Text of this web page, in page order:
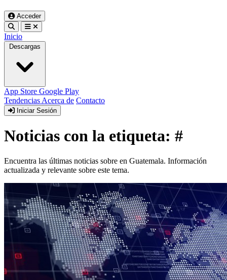
Acceder
Inicio
Descargas
App Store Google Play
Tendencias Acerca de Contacto
Iniciar Sesión
Noticias con la etiqueta: #
Encuentra las últimas noticias sobre en Guatemala. Información
actualizada y relevante sobre este tema.